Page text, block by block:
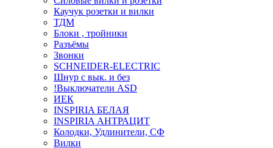
Каучук розетки и вилки
ТДМ
Блоки , тройники
Разъёмы
Звонки
SCHNEIDER-ELECTRIC
Шнур с вык. и без
!Выключатели ASD
ИЕК
INSPIRIA БЕЛАЯ
INSPIRIA АНТРАЦИТ
Колодки, Удлинители, СФ
Вилки